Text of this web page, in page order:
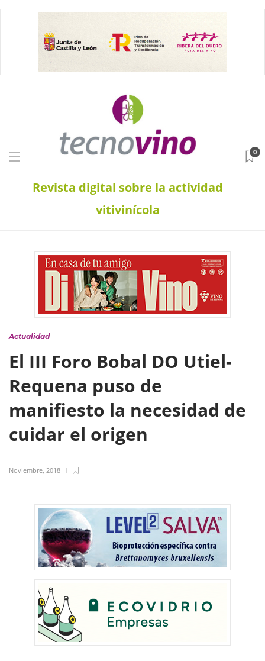
Revista digital sobre la actividad
vitivinícola
0
Actualidad
El III Foro Bobal DO Utiel-
Requena puso de
manifiesto la necesidad de
cuidar el origen
Noviembre, 2018